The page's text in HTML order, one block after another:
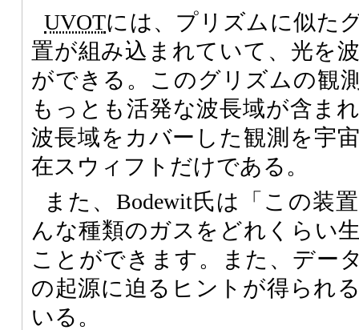
UVOTには、プリズムに似た
置が組み込まれていて、光を
ができる。このグリズムの観
もっとも活発な波長域が含ま
波長域をカバーした観測を宇
在スウィフトだけである。
また、Bodewit氏は「この装
んな種類のガスをどれくらい
ことができます。また、デー
の起源に迫るヒントが得られ
いる。